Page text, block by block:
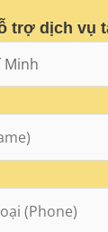
trợ dịch vụ